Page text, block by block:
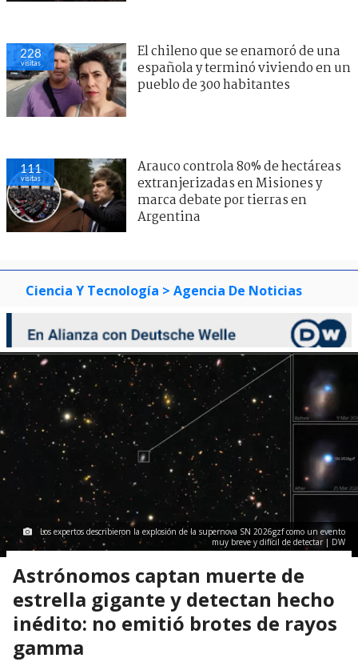
228
visitas
El chileno que se enamoró de una
española y terminó viviendo en un
pueblo de 300 habitantes
111
visitas
Arauco controla 80% de hectáreas
extranjerizadas en Misiones y
marca debate por tierras en
Argentina
Ciencia Y Tecnología > Agencia De Noticias
Los expertos describieron la explosión de la supernova SN 2026gzf como un evento
muy breve y difícil de detectar | DW
Astrónomos captan muerte de
estrella gigante y detectan hecho
inédito: no emitió brotes de rayos
gamma